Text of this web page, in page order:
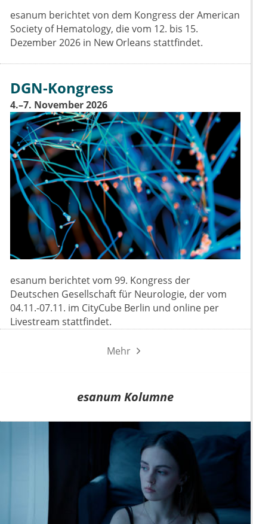
esanum berichtet von dem Kongress der American
Society of Hematology, die vom 12. bis 15.
Dezember 2026 in New Orleans stattfindet.
DGN-Kongress
4.–7. November 2026
esanum berichtet vom 99. Kongress der
Deutschen Gesellschaft für Neurologie, der vom
04.11.-07.11. im CityCube Berlin und online per
Livestream stattfindet.
Mehr
esanum Kolumne